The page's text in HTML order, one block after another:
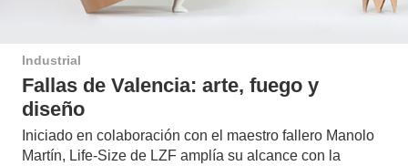
Industrial
Fallas de Valencia: arte, fuego y
diseño
Iniciado en colaboración con el maestro fallero Manolo
Martín, Life-Size de LZF amplía su alcance con la